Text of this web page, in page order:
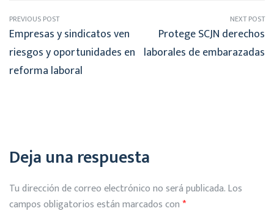
PREVIOUS POST
Empresas y sindicatos ven
riesgos y oportunidades en
reforma laboral
NEXT POST
Protege SCJN derechos
laborales de embarazadas
Deja una respuesta
Tu dirección de correo electrónico no será publicada.Los
campos obligatorios están marcados con*